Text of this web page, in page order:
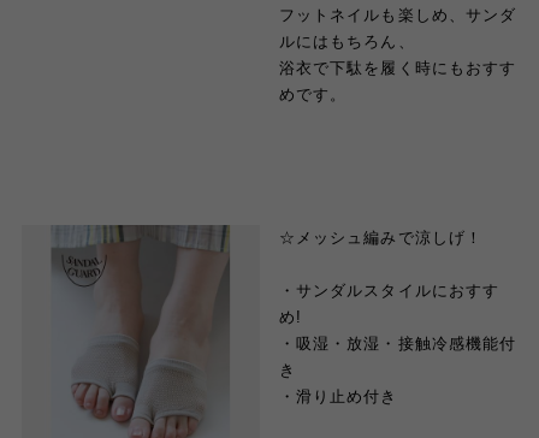
フットネイルも楽しめ、サンダ
ルにはもちろん、
浴衣で下駄を履く時にもおすす
めです。
☆メッシュ編みで涼しげ！
・サンダルスタイルにおすす
め!
・吸湿・放湿・接触冷感機能付
き
・滑り止め付き